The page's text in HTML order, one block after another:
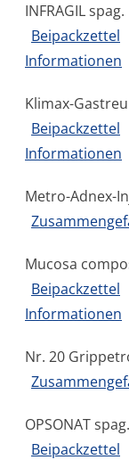
INFRAGIL
Beipackzettel
Informationen
Klimax-
Beipackzettel
Informationen
Metro-Adnex-
Mucosa
Beipackzettel
Informationen
Nr. 20
OPSONAT
Beipackzettel